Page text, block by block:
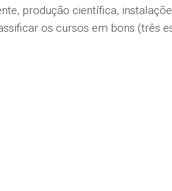
produção científica,
os cursos em bons (três